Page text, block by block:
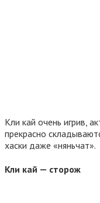
Кли кай очень игрив,
прекрасно
хаски даже «няньчат».
Кли кай — сторож